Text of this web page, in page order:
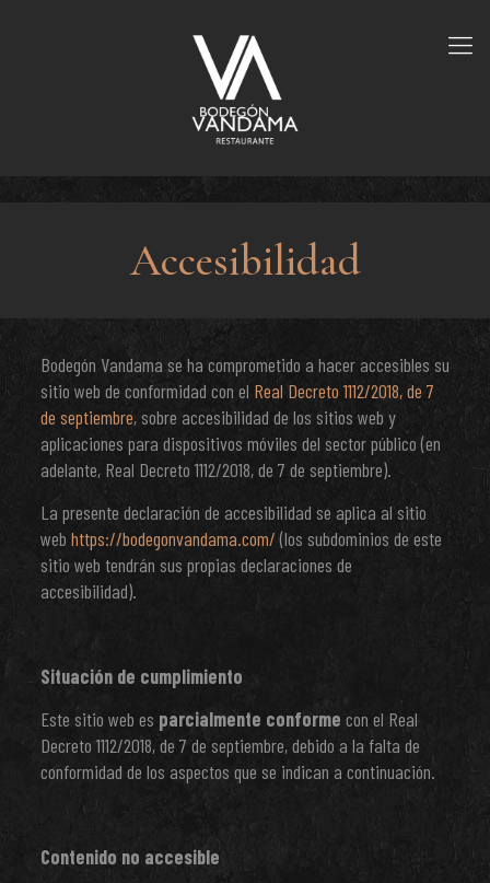
Accesibilidad
Bodegón Vandama se ha comprometido a hacer accesibles su
sitio web de conformidad con el Real Decreto 1112/2018, de 7
de septiembre, sobre accesibilidad de los sitios web y
aplicaciones para dispositivos móviles del sector público (en
adelante, Real Decreto 1112/2018, de 7 de septiembre).
La presente declaración de accesibilidad se aplica al sitio
web https://bodegonvandama.com/(los subdominios de este
sitio web tendrán sus propias declaraciones de
accesibilidad).
Situación de cumplimiento
Este sitio web es parcialmente conforme con el Real
Decreto 1112/2018, de 7 de septiembre, debido a la falta de
conformidad de los aspectos que se indican a continuación.
Contenido no accesible